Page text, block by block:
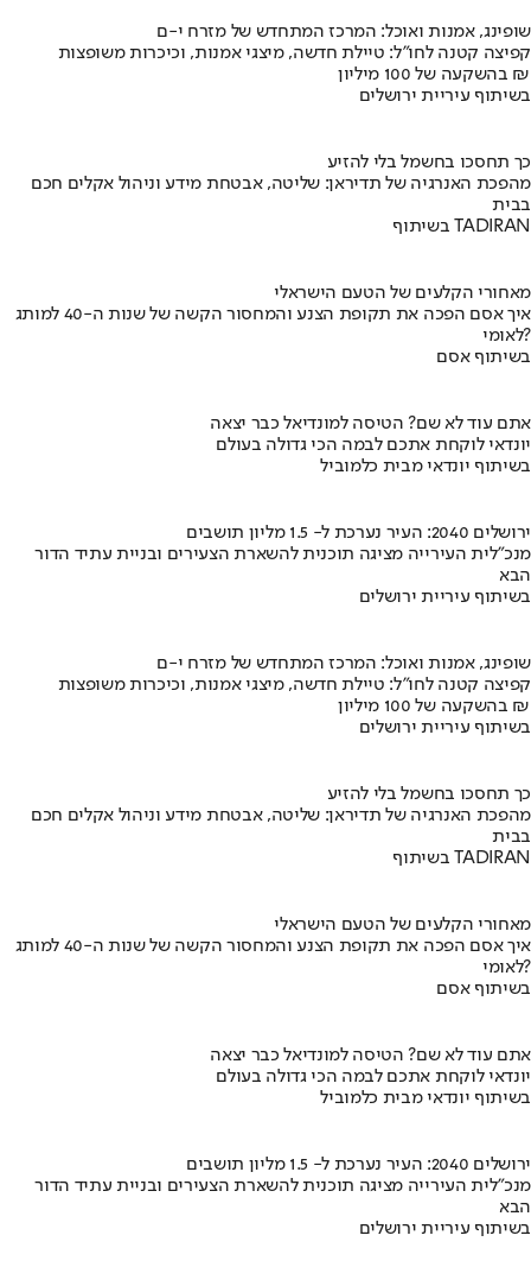
שופינג, אמנות ואוכל: המרכז המתחדש של מזרח י-ם
קפיצה קטנה לחו"ל: טיילת חדשה, מיצגי אמנות, וכיכרות משופצות
בהשקעה של 100 מיליון ₪
בשיתוף עיריית ירושלים
כך תחסכו בחשמל בלי להזיע
מהפכת האנרגיה של תדיראן: שליטה, אבטחת מידע וניהול אקלים חכם
בבית
בשיתוף TADIRAN
מאחורי הקלעים של הטעם הישראלי
איך אסם הפכה את תקופת הצנע והמחסור הקשה של שנות ה-40 למותג
לאומי?
בשיתוף אסם
אתם עוד לא שם? הטיסה למונדיאל כבר יצאה
יונדאי לוקחת אתכם לבמה הכי גדולה בעולם
בשיתוף יונדאי מבית כלמוביל
ירושלים 2040: העיר נערכת ל- 1.5 מליון תושבים
מנכ"לית העירייה מציגה תוכנית להשארת הצעירים ובניית עתיד הדור
הבא
בשיתוף עיריית ירושלים
שופינג, אמנות ואוכל: המרכז המתחדש של מזרח י-ם
קפיצה קטנה לחו"ל: טיילת חדשה, מיצגי אמנות, וכיכרות משופצות
בהשקעה של 100 מיליון ₪
בשיתוף עיריית ירושלים
כך תחסכו בחשמל בלי להזיע
מהפכת האנרגיה של תדיראן: שליטה, אבטחת מידע וניהול אקלים חכם
בבית
בשיתוף TADIRAN
מאחורי הקלעים של הטעם הישראלי
איך אסם הפכה את תקופת הצנע והמחסור הקשה של שנות ה-40 למותג
לאומי?
בשיתוף אסם
אתם עוד לא שם? הטיסה למונדיאל כבר יצאה
יונדאי לוקחת אתכם לבמה הכי גדולה בעולם
בשיתוף יונדאי מבית כלמוביל
ירושלים 2040: העיר נערכת ל- 1.5 מליון תושבים
מנכ"לית העירייה מציגה תוכנית להשארת הצעירים ובניית עתיד הדור
הבא
בשיתוף עיריית ירושלים